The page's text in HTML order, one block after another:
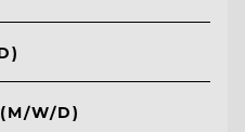
W/D)